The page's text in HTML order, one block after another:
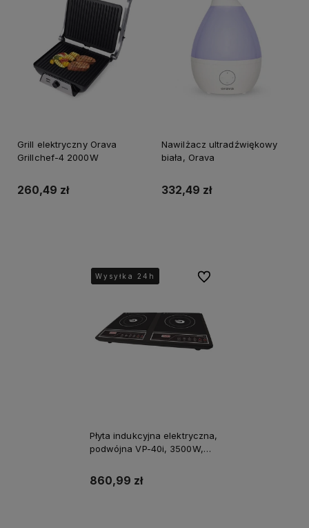
Grill elektryczny Orava
Grillchef-4 2000W
260,49 zł
Nawilżacz ultradźwiękowy
biała, Orava
332,49 zł
Wysyłka 24h
Wysyłka 24h
Wysyłka 24h
Płyta indukcyjna elektryczna,
podwójna VP-40i, 3500W,
860,99 zł
Do ulubionych